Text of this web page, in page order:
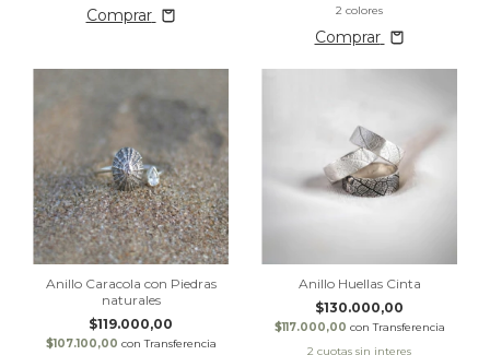
Comprar 2 colores
Comprar
Anillo Caracola con Piedras
naturales
$119.000,00
$107.100,00 con Transferencia
Anillo Huellas Cinta
$130.000,00
$117.000,00 con Transferencia